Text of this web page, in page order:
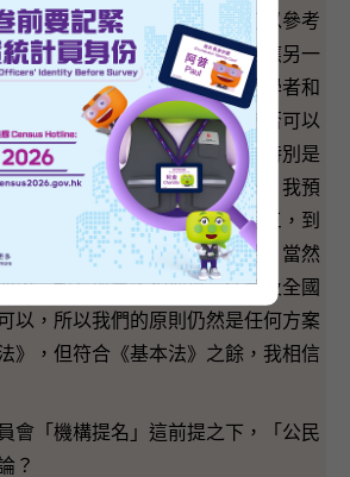
呢？參考可能人選的來源、可以參考
空間是很大的。所以我剛才回應另一
，在現階段我留意到亦有部分學者和
程序拉闊，變成兩個階段，會否可以
空間，作為下一階段的討論，特別是
。我相信這方面的討論，第一，我預
，我亦歡迎這方面的討論；第三，到
案，在特區政府提給立法會時，當然
求，和有機會能夠通過立法會及全國
以，所以我們的原則仍然是任何方案
》，但符合《基本法》之餘，我相信
會「機構提名」這前提之下，「公民
？